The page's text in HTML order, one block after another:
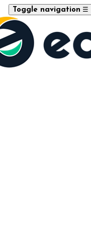
Toggle navigation ☰